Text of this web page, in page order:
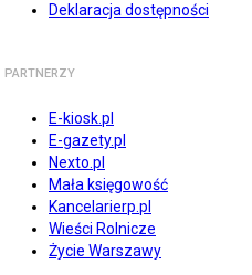
Deklaracja dostępności
PARTNERZY
E-kiosk.pl
E-gazety.pl
Nexto.pl
Mała księgowość
Kancelarierp.pl
Wieści Rolnicze
Życie Warszawy